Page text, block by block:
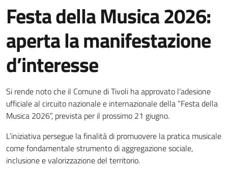
Festa della Musica 2026:
aperta la manifestazione
d’interesse
Dettagli della notizia
Si rende noto che il Comune di Tivoli ha approvato l’adesione
ufficiale al circuito nazionale e internazionale della “Festa della
Musica 2026”, prevista per il prossimo 21 giugno.
L’iniziativa persegue la finalità di promuovere la pratica musicale
come fondamentale strumento di aggregazione sociale,
inclusione e valorizzazione del territorio.